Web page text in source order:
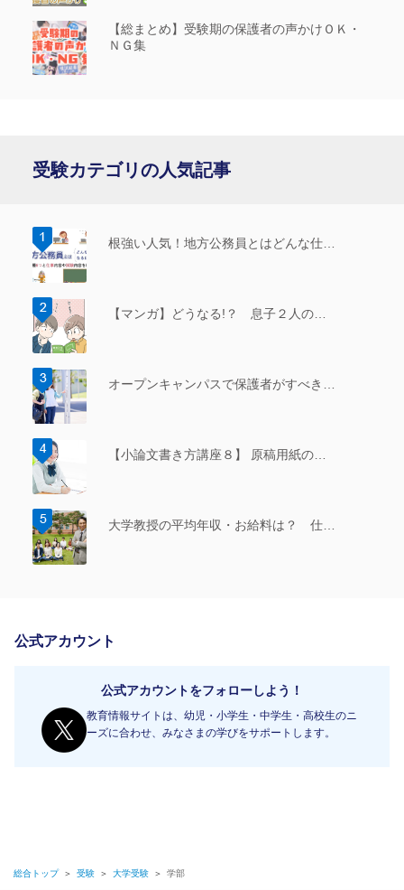
【総まとめ】受験期の保護者の声かけＯＫ・
ＮＧ集
受験カテゴリの人気記事
根強い人気！地方公務員とはどんな仕…
【マンガ】どうなる!？ 息子２人の…
オープンキャンパスで保護者がすべき…
【小論文書き方講座８】 原稿用紙の…
大学教授の平均年収・お給料は？ 仕…
公式アカウント
公式アカウントをフォローしよう！
教育情報サイトは、幼児・小学生・中学生・高校生のニ
ーズに合わせ、みなさまの学びをサポートします。
総合トップ ＞ 受験 ＞ 大学受験 ＞ 学部